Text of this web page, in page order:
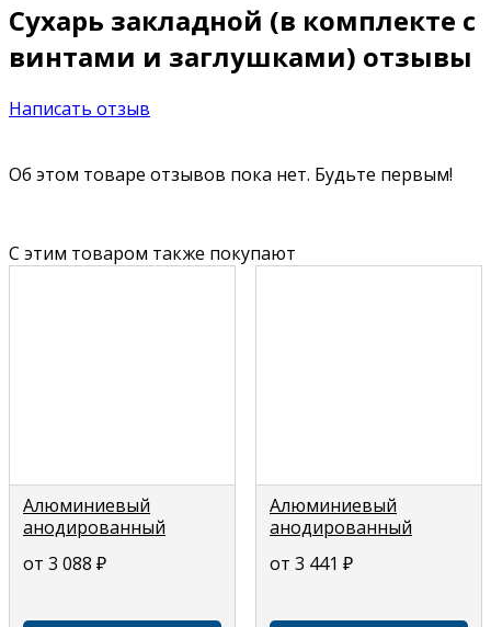
Сухарь закладной (в комплекте с
винтами и заглушками) отзывы
Написать отзыв
Об этом товаре отзывов пока нет. Будьте первым!
С этим товаром также покупают
Алюминиевый
анодированный
04.25-40 длина хлыста
от 3 088 ₽
Алюминиевый
анодированный
05.25-40 длина хлыста
от 3 441 ₽